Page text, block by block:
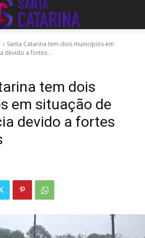
Santa Catarina tem dois municípios em
devido a fortes...
tem dois
em situação de
devido a fortes